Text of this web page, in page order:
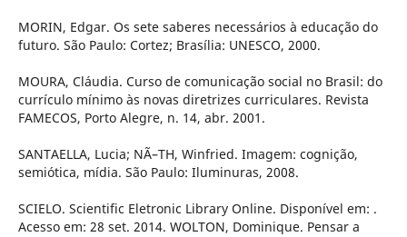
MORIN, Edgar. Os sete saberes necessários à educação do
futuro. São Paulo: Cortez; Brasília: UNESCO, 2000.
MOURA, Cláudia. Curso de comunicação social no Brasil: do
currículo mínimo às novas diretrizes curriculares. Revista
FAMECOS, Porto Alegre, n. 14, abr. 2001.
SANTAELLA, Lucia; NÃ–TH, Winfried. Imagem: cognição,
semiótica, mídia. São Paulo: Iluminuras, 2008.
SCIELO. Scientific Eletronic Library Online. Disponível em: .
Acesso em: 28 set. 2014. WOLTON, Dominique. Pensar a